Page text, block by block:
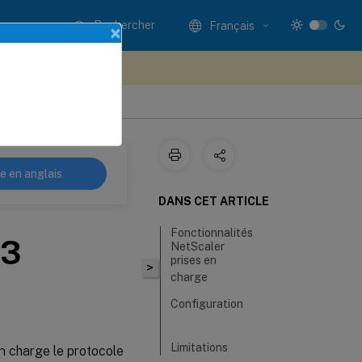
Rechercher Français
en anglais
charge le protocole
>
DANS CET ARTICLE
Fonctionnalités
NetScaler
prises en
charge
Configuration
Limitations
×